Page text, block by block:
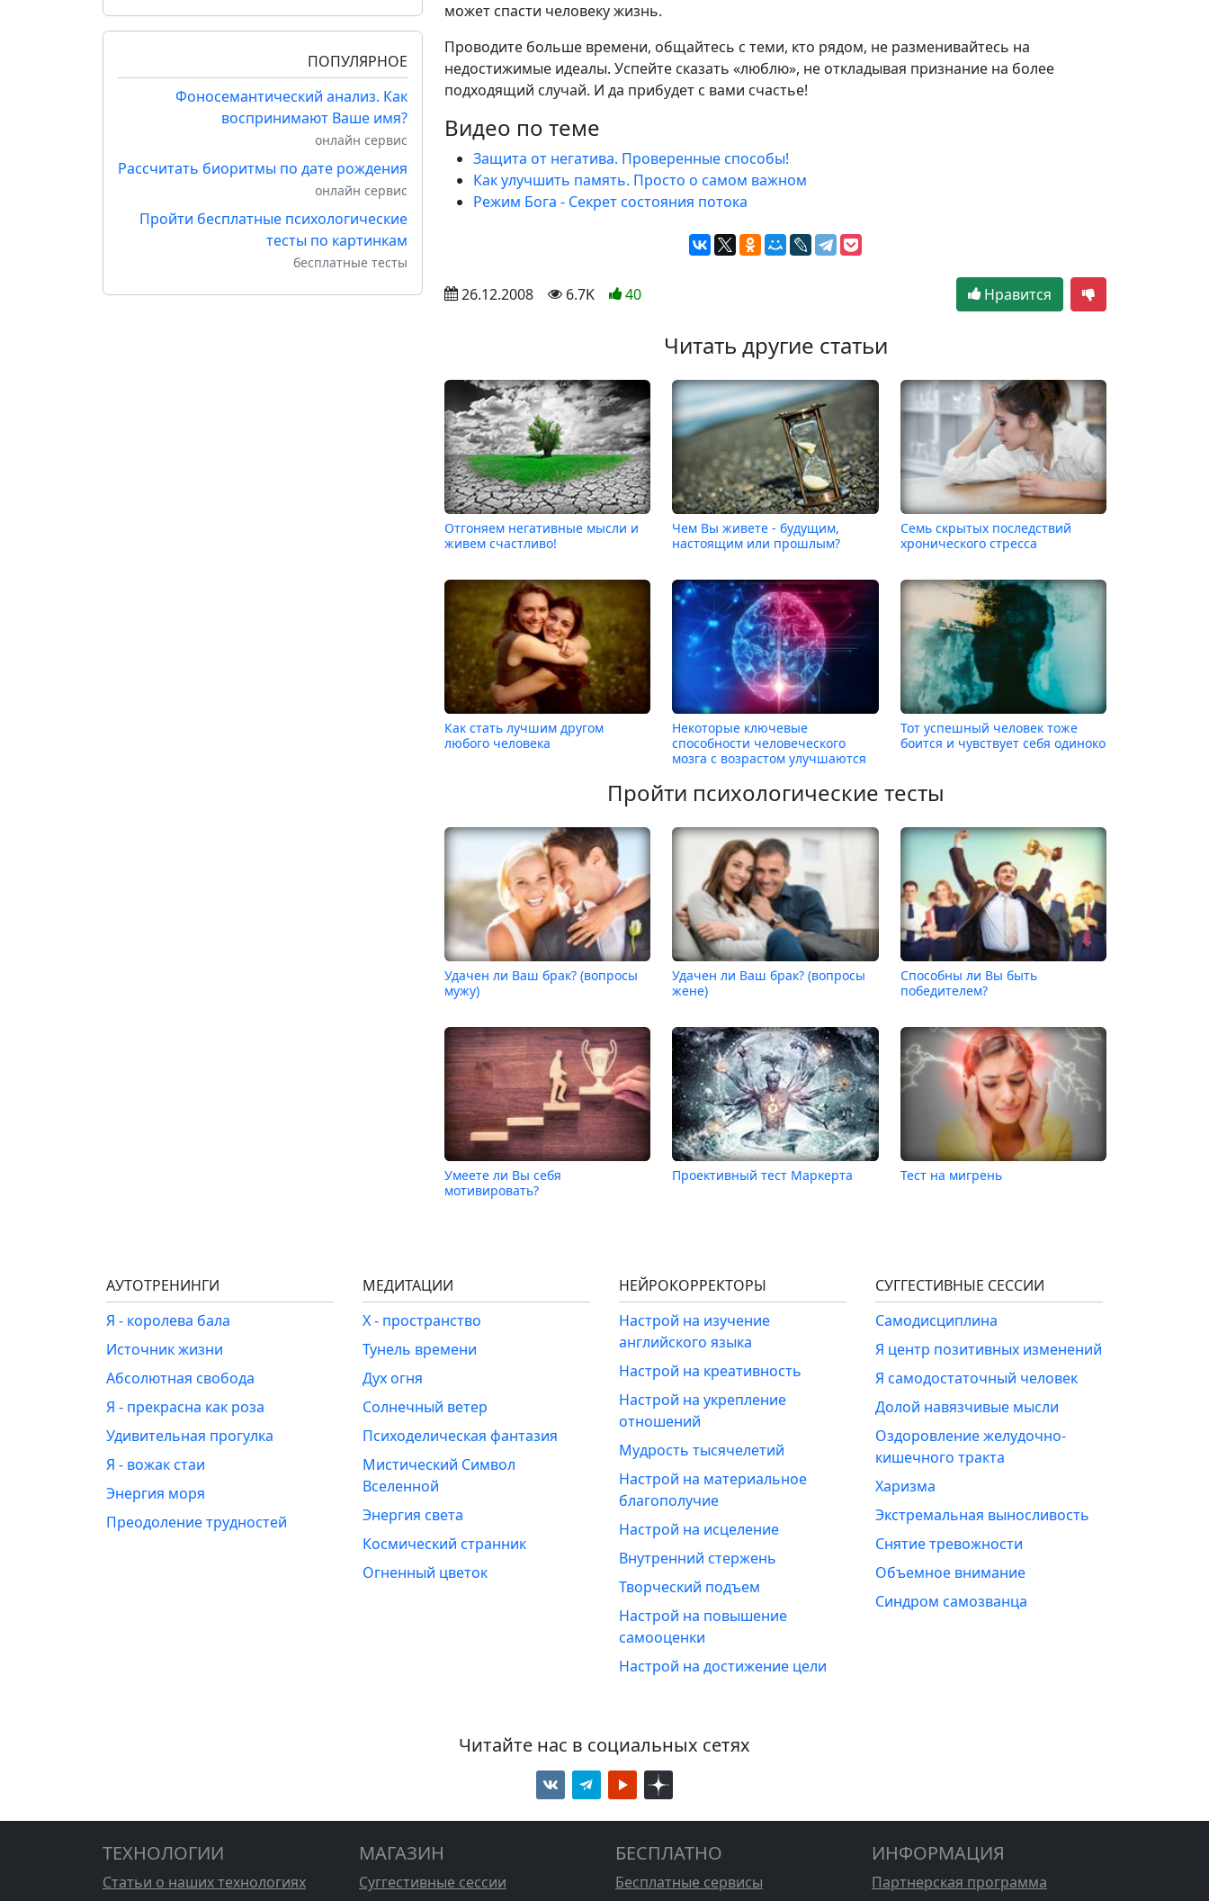
ПОПУЛЯРНОЕ
Фоносемантический анализ. Как
воспринимают Ваше имя?
онлайн сервис
Рассчитать биоритмы по дате рождения
онлайн сервис
Пройти бесплатные психологические
тесты по картинкам
бесплатные тесты
может спасти человеку жизнь.
Проводите больше времени, общайтесь с теми, кто рядом, не разменивайтесь на
недостижимые идеалы. Успейте сказать «люблю», не откладывая признание на более
подходящий случай. И да прибудет с вами счастье!
Видео по теме
Защита от негатива. Проверенные способы!
Как улучшить память. Просто о самом важном
Режим Бога - Секрет состояния потока
26.12.2008 6.7K 40 Нравится
Читать другие статьи
Отгоняем негативные мысли и
живем счастливо!
Чем Вы живете - будущим,
настоящим или прошлым?
Семь скрытых последствий
хронического стресса
Как стать лучшим другом
любого человека
Некоторые ключевые
способности человеческого
мозга с возрастом улучшаются
Тот успешный человек тоже
боится и чувствует себя одиноко
Пройти психологические тесты
Удачен ли Ваш брак? (вопросы
мужу)
Удачен ли Ваш брак? (вопросы
жене)
Способны ли Вы быть
победителем?
Умеете ли Вы себя
мотивировать?
Проективный тест Маркерта Тест на мигрень
АУТОТРЕНИНГИ
Я - королева бала
Источник жизни
Абсолютная свобода
Я - прекрасна как роза
Удивительная прогулка
Я - вожак стаи
Энергия моря
Преодоление трудностей
МЕДИТАЦИИ
Х - пространство
Тунель времени
Дух огня
Солнечный ветер
Психоделическая фантазия
Мистический Символ
Вселенной
Энергия света
Космический странник
Огненный цветок
НЕЙРОКОРРЕКТОРЫ
Настрой на изучение
английского языка
Настрой на креативность
Настрой на укрепление
отношений
Мудрость тысячелетий
Настрой на материальное
благополучие
Настрой на исцеление
Внутренний стержень
Творческий подъем
Настрой на повышение
самооценки
Настрой на достижение цели
СУГГЕСТИВНЫЕ СЕССИИ
Самодисциплина
Я центр позитивных изменений
Я самодостаточный человек
Долой навязчивые мысли
Оздоровление желудочно-
кишечного тракта
Харизма
Экстремальная выносливость
Снятие тревожности
Объемное внимание
Синдром самозванца
Читайте нас в социальных сетях
ТЕХНОЛОГИИ
Статьи о наших технологиях
МАГАЗИН
Суггестивные сессии
БЕСПЛАТНО
Бесплатные сервисы
ИНФОРМАЦИЯ
Партнерская программа